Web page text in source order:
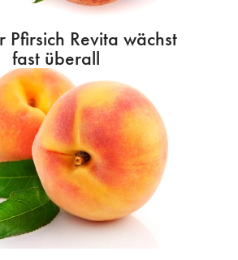
Pfirsich Revita wächst
fast überall